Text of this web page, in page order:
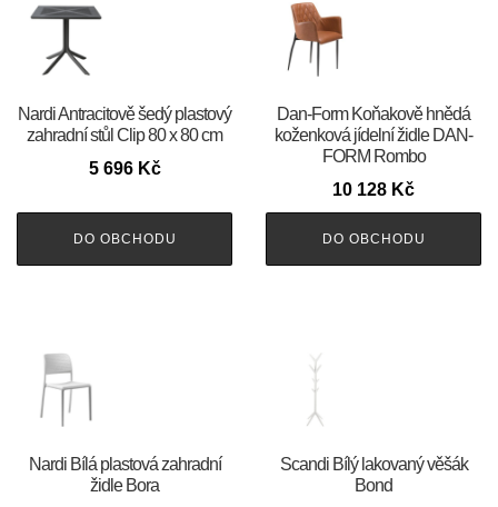
Nardi Antracitově šedý plastový
zahradní stůl Clip 80 x 80 cm
5 696 Kč
DO OBCHODU
​​​​​Dan-Form Koňakově hnědá
koženková jídelní židle DAN-
FORM Rombo
10 128 Kč
DO OBCHODU
Nardi Bílá plastová zahradní
židle Bora
Scandi Bílý lakovaný věšák
Bond